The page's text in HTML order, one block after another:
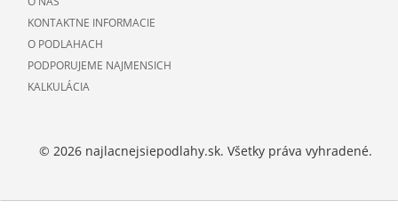
KONTAKTNE INFORMACIE
O PODLAHACH
PODPORUJEME NAJMENSICH
KALKULÁCIA
© 2026 najlacnejsiepodlahy.sk. Všetky práva vyhradené.